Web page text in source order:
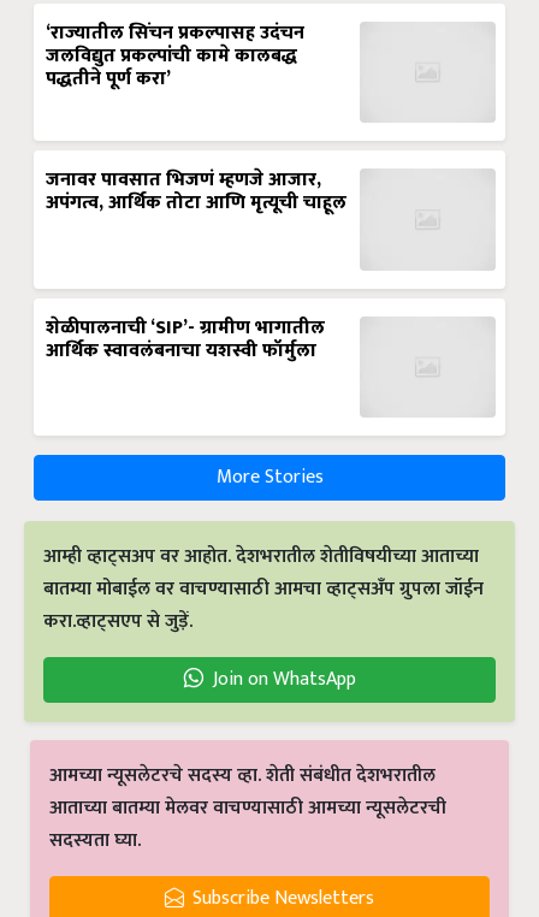
‘राज्यातील सिंचन प्रकल्पासह उदंचन
जलविद्युत प्रकल्पांची कामे कालबद्ध
पद्धतीने पूर्ण करा’
जनावर पावसात भिजणं म्हणजे आजार,
अपंगत्व, आर्थिक तोटा आणि मृत्यूची चाहूल
शेळीपालनाची ‘SIP’- ग्रामीण भागातील
आर्थिक स्वावलंबनाचा यशस्वी फॉर्मुला
More Stories
आम्ही व्हाट्सअप वर आहोत. देशभरातील शेतीविषयीच्या आताच्या
बातम्या मोबाईल वर वाचण्यासाठी आमचा व्हाट्सअँप ग्रुपला जॉईन
करा.व्हाट्सएप से जुड़ें.
Join on WhatsApp
आमच्या न्यूसलेटरचे सदस्य व्हा. शेती संबंधीत देशभरातील
आताच्या बातम्या मेलवर वाचण्यासाठी आमच्या न्यूसलेटरची
सदस्यता घ्या.
Subscribe Newsletters